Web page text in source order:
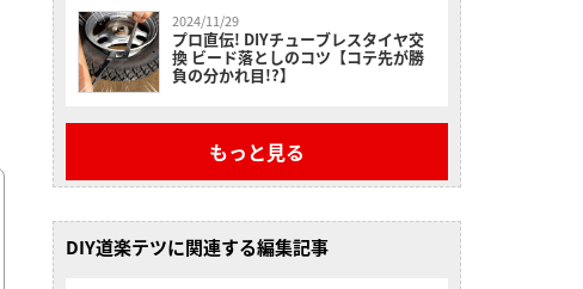
2024/11/29
プロ直伝! DIYチューブレスタイヤ交
換 ビード落としのコツ【コテ先が勝
負の分かれ目!?】
もっと見る
DIY道楽テツに関連する編集記事